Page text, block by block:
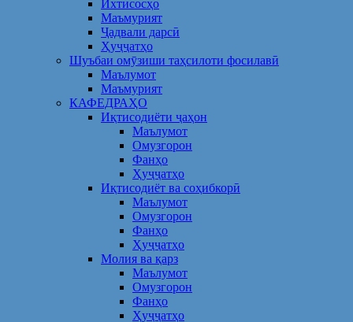
Ихтисосҳо
Маъмурият
Ҷадвали дарсӣ
Ҳуҷҷатҳо
Шуъбаи омӯзиши таҳсилоти фосилавӣ
Маълумот
Маъмурият
КАФЕДРАҲО
Иқтисодиёти ҷаҳон
Маълумот
Омузгорон
Фанҳо
Ҳуҷҷатҳо
Иқтисодиёт ва соҳибкорӣ
Маълумот
Омузгорон
Фанҳо
Ҳуҷҷатҳо
Молия ва қарз
Маълумот
Омузгорон
Фанҳо
Ҳуҷҷатҳо